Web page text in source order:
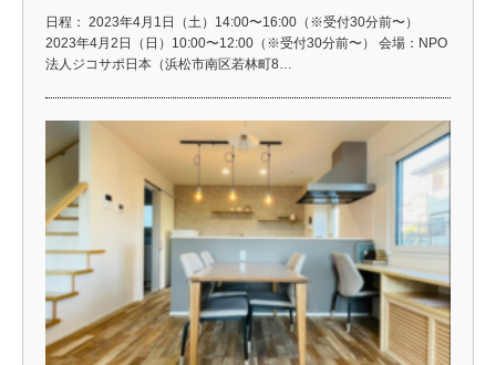
日程： 2023年4月1日（土）14:00〜16:00（※受付30分前〜）
2023年4月2日（日）10:00〜12:00（※受付30分前〜） 会場：NPO
法人ジコサポ日本（浜松市南区若林町8…